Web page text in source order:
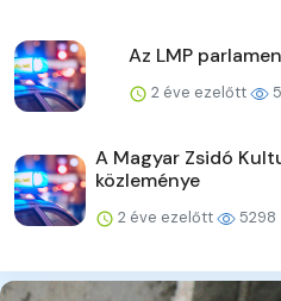
Az LMP
2 éve ezelőtt
A Magyar Zsidó
közleménye
2 éve ezelőtt 5298